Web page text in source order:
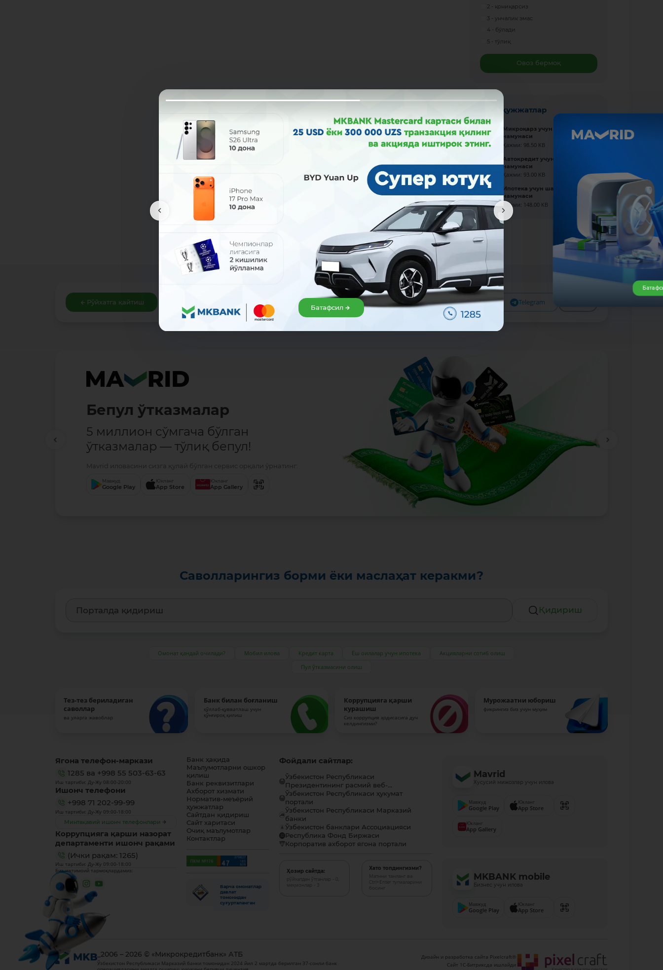
2 - қониқарсиз
3 - унчалик эмас
4 - бўлади
5 - тўлиқ
Овоз бермоқ
Янги ҳужжатлар
Микроқарз учун шартнома
намунаси
Ҳажми: 98.50 KB
Автокредит учун шартнома
намунаси
Ҳажми: 93.00 KB
Ипотека учун шартнома
намунаси
Ҳажми: 148.00 KB
Рўйхатга қайтиш Улашиш: Facebook Telegram
Бепул ўтказмалар
5 миллион сўмгача бўлган
ўтказмалар — тўлиқ бепул!
Mavrid иловасини сизга қулай бўлган сервис орқали ўрнатинг:
Мавжуд
Google Play
Юкланг
App Store
Юкланг
App Gallery
Саволларингиз борми ёки маслаҳат керакми?
Қидириш
Омонат қандай очилади? Мобил илова Кредит карта Ёш оилалар учун ипотека
Акцияларни сотиб олиш
Пул ўтказмасини олиш
Тез-тез бериладиган
саволлар
ва уларга жавоблар
Банк билан боғланиш
қўллаб-қувватлаш учун
қўнғироқ қилиш
Коррупцияга қарши
курашиш
Сиз коррупция ҳодисасига дуч
келдингизми?
Мурожаатни юбориш
фикрингиз биз учун муҳим
Ягона телефон-маркази
1285 ва +998 55 503-63-63
Иш тартиби: Ду-Жу 08:00-20:00
Ишонч телефони
+998 71 202-99-99
Иш тартиби: Ду-Жу 09:00-18:00
Минтақавий ишонч телефонлари
Коррупцияга қарши назорат
департаменти ишонч рақами
(Ички рақам: 1265)
Иш тартиби: Ду-Жу 09:00-18:00
Биз ижтимоий тармоқлардамиз:
Банк ҳақида
Маълумотларни ошкор
қилиш
Банк реквизитлари
Ахборот хизмати
Норматив-меъёрий
ҳужжатлар
Сайтдан қидириш
Сайт харитаси
Очиқ маълумотлар
Контактлар
Барча омонатлар
давлат
томонидан
суғурталанган
Фойдали сайтлар:
Ўзбекистон Республикаси
Президентининг расмий веб-...
Ўзбекистон Республикаси ҳукумат
портали
Ўзбекистон Республикаси Марказий
банки
Ўзбекистон банклари Ассоциацияси
Республика Фонд Биржаси
Корпоратив ахборот ягона портали
Ҳозир сайтда:
рўйхатдан ўтганлар - 0,
меҳмонлар - 3
Хато топдингизми?
Матнни танланг ва
Ctrl+Enter тугмаларини
босинг
Mavrid
Хусусий мижозлар учун илова
Мавжуд
Google Play
Юкланг
App Store
Юкланг
App Gallery
MKBANK mobile
Бизнес учун илова
Мавжуд
Google Play
Юкланг
App Store
_2006 – 2026 © «Микрокредитбанк» АТБ
Ўзбекистон Республикаси Марказий банки томонидан 2024 йил 2 мартда берилган 37-сонли банк
Дизайн и разработка сайта Pixelcraft®
Сайт 1C-Битриксда ишлайди
Батафсил